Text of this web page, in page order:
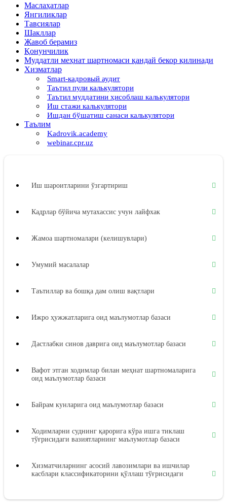
Маслаҳатлар
Янгиликлар
Тавсиялар
Шакллар
Жавоб берамиз
Қонунчилик
Муддатли меҳнат шартномаси қандай бекор қилинади
Хизматлар
Smart-кадровый аудит
Таътил пули калькулятори
Таътил муддатини ҳисоблаш калькулятори
Иш стажи калькулятори
Ишдан бўшатиш санаси калькулятори
Таълим
Kadrovik.academy
webinar.cpr.uz
Иш шароитларини ўзгартириш
Кадрлар бўйича мутахассис учун лайфхак
Жамоа шартномалари (келишувлари)
Умумий масалалар
Таътиллар ва бошқа дам олиш вақтлари
Ижро ҳужжатларига оид маълумотлар базаси
Дастлабки синов даврига оид маълумотлар базаси
Вафот этган ходимлар билан меҳнат шартномаларига
оид маълумотлар базаси
Байрам кунларига оид маълумотлар базаси
Ходимларни суднинг қарорига кўра ишга тиклаш
тўғрисидаги вазиятларнинг маълумотлар базаси
Хизматчиларнинг асосий лавозимлари ва ишчилар
касблари классификаторини қўллаш тўғрисидаги